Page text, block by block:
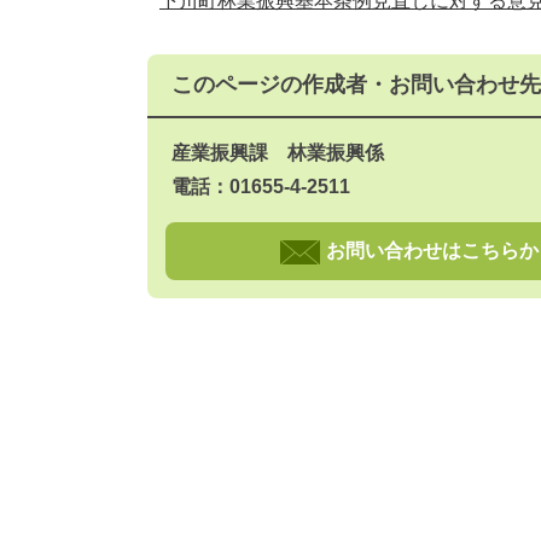
このページの作成者・お問い合わせ先
産業振興課 林業振興係
電話：01655-4-2511
お問い合わせはこちらか